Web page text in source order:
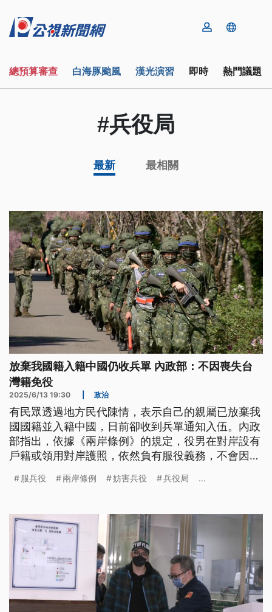
總預算審查 白海豚颱風 漢光演習 即時 熱門議題
#兵役局
最新 最相關
放棄我國籍入籍中國仍收兵單 內政部：不因喪失台
灣籍免役
2025/6/13 19:30 政治
有民眾透過地方民代陳情，表示自己的親屬已放棄我
國國籍並入籍中國，日前卻收到兵單通知入伍。內政
部指出，依據《兩岸條例》的規定，役男在對岸設有
戶籍或領用對岸護照，依然負有服役義務，不會因為
認為，比起逃兵疑慮，國家安全還是至關重要，已經
服兵役 兩岸條例 妨害兵役 兵役局 ...